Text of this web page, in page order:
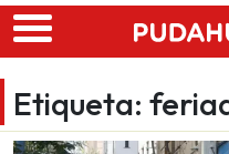
Skip to main content
Etiqueta: